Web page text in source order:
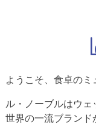
ようこそ、食卓のミ
ル・ノーブルはウェ
世界の一流ブラン